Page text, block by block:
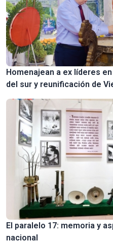
Homenajean a ex líderes
del sur y reunificación de
El paralelo 17: memoria y
nacional